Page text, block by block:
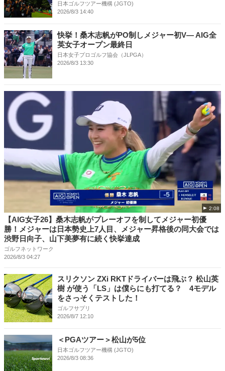
日本ゴルフツアー機構 (JGTO)
2026/8/3 14:40
快挙！桑木志帆がPO制しメジャー初V― AIG全
英女子オープン最終日
日本女子プロゴルフ協会（JLPGA）
2026/8/3 13:30
2:08
【AIG女子26】桑木志帆がプレーオフを制してメジャー初優
勝！メジャーは日本勢史上7人目、メジャー昇格後の同大会では
渋野日向子、山下美夢有に続く快挙達成
ゴルフネットワーク
2026/8/3 04:27
スリクソン ZXi RKTドライバーは飛ぶ？ 松山英
樹 が使う「LS」は僕らにも打てる？ 4モデル
をさっそくテストした！
ゴルフサプリ
2026/8/7 12:10
＜PGAツアー＞松山が5位
日本ゴルフツアー機構 (JGTO)
2026/8/3 08:36